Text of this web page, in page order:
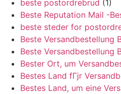
beste postordrebrud (1)
Beste Reputation Mail -
beste steder for
Beste Versandbestellung
Beste Versandbestellung
Bester Ort, um
Bestes Land fГјr
Bestes Land, um eine